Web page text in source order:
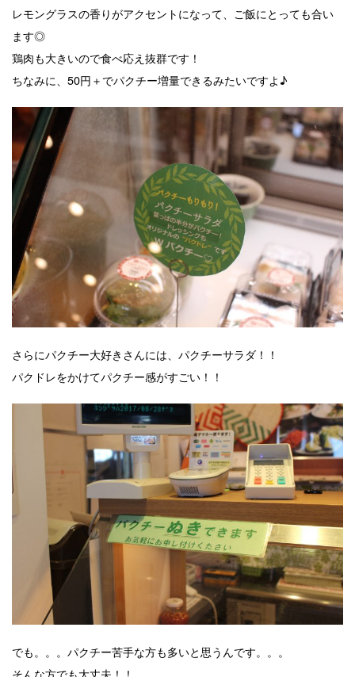
レモングラスの香りがアクセントになって、ご飯にとっても合い
ます◎
鶏肉も大きいので食べ応え抜群です！
ちなみに、50円＋でパクチー増量できるみたいですよ♪
さらにパクチー大好きさんには、パクチーサラダ！！
パクドレをかけてパクチー感がすごい！！
でも。。。パクチー苦手な方も多いと思うんです。。。
そんな方でも大丈夫！！